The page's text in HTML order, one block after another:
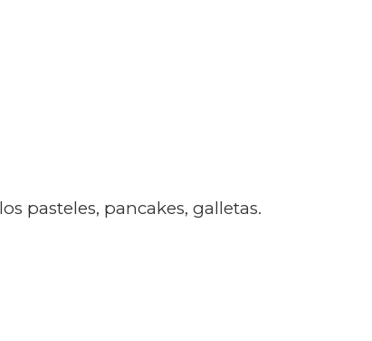
pasteles, pancakes, galletas.